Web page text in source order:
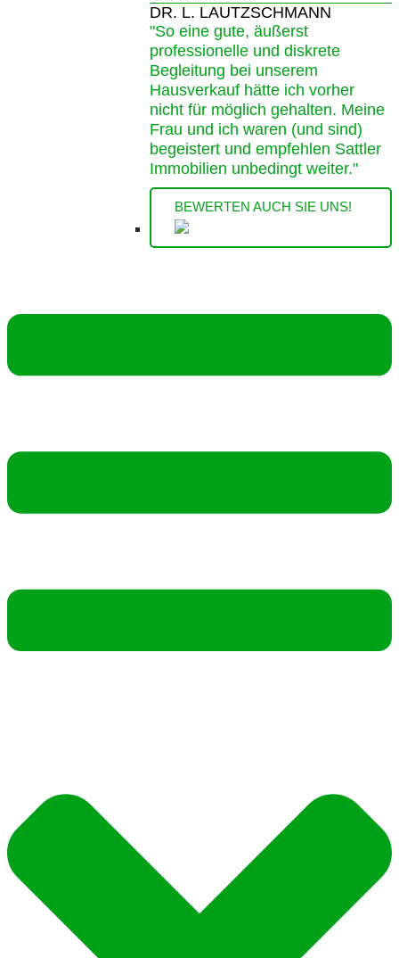
DR. L. LAUTZSCHMANN
"So eine gute, äußerst
professionelle und diskrete
Begleitung bei unserem
Hausverkauf hätte ich vorher
nicht für möglich gehalten. Meine
Frau und ich waren (und sind)
begeistert und empfehlen Sattler
Immobilien unbedingt weiter."
BEWERTEN AUCH SIE UNS!